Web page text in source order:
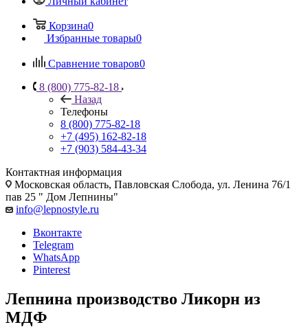
Корзина0
Избранные товары0
Сравнение товаров0
8 (800) 775-82-18
Назад
Телефоны
8 (800) 775-82-18
+7 (495) 162-82-18
+7 (903) 584-43-34
Контактная информация
Московская область, Павловская Слобода, ул. Ленина 76/1
пав 25 " Дом Лепнины"
info@lepnostyle.ru
Вконтакте
Telegram
WhatsApp
Pinterest
Лепнина производство Ликорн из
МДФ